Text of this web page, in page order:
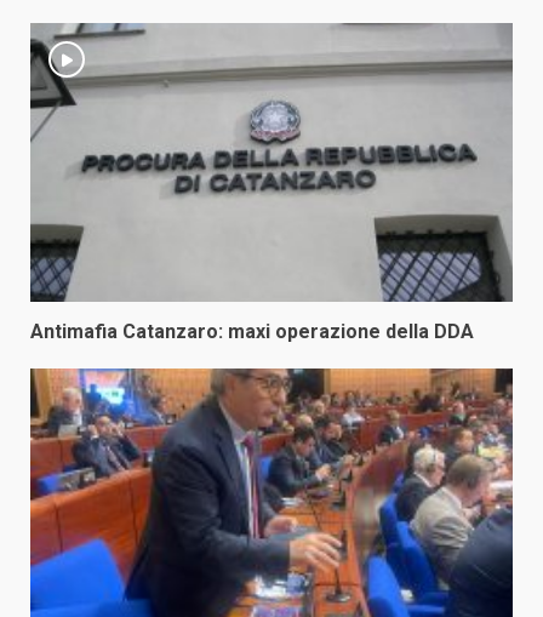
Antimafia Catanzaro: maxi operazione della DDA